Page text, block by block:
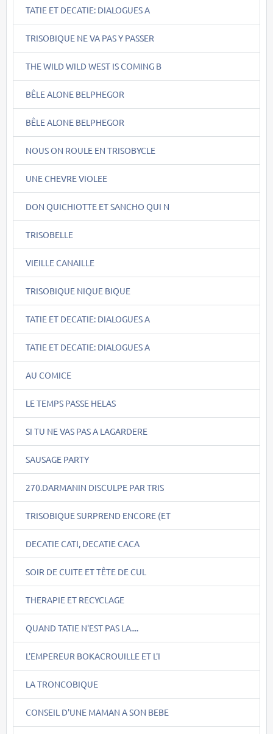
TATIE ET DECATIE: DIALOGUES A
TRISOBIQUE NE VA PAS Y PASSER
THE WILD WILD WEST IS COMING B
BÊLE ALONE BELPHEGOR
BÊLE ALONE BELPHEGOR
NOUS ON ROULE EN TRISOBYCLE
UNE CHEVRE VIOLEE
DON QUICHIOTTE ET SANCHO QUI N
TRISOBELLE
VIEILLE CANAILLE
TRISOBIQUE NIQUE BIQUE
TATIE ET DECATIE: DIALOGUES A
TATIE ET DECATIE: DIALOGUES A
AU COMICE
LE TEMPS PASSE HELAS
SI TU NE VAS PAS A LAGARDERE
SAUSAGE PARTY
270.DARMANIN DISCULPE PAR TRIS
TRISOBIQUE SURPREND ENCORE (ET
DECATIE CATI, DECATIE CACA
SOIR DE CUITE ET TÊTE DE CUL
THERAPIE ET RECYCLAGE
QUAND TATIE N'EST PAS LA....
L'EMPEREUR BOKACROUILLE ET L'I
LA TRONCOBIQUE
CONSEIL D'UNE MAMAN A SON BEBE